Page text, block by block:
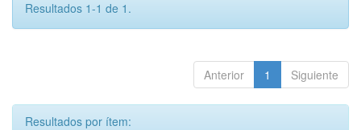
Resultados 1-1 de 1.
Anterior 1 Siguiente
Resultados por ítem: